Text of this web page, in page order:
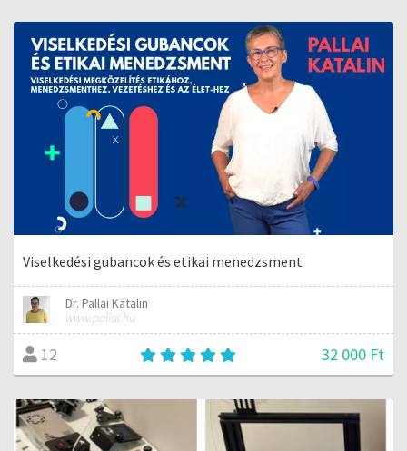
Viselkedési gubancok és etikai menedzsment
Dr. Pallai Katalin
www.pallai.hu
12 32 000 Ft